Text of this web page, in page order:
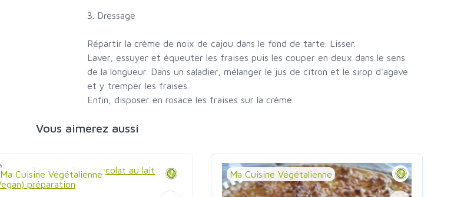
3. Dressage
Répartir la crème de noix de cajou dans le fond de tarte. Lisser.
Laver, essuyer et équeuter les fraises puis les couper en deux dans le sens
de la longueur. Dans un saladier, mélanger le jus de citron et le sirop d'agave
et y tremper les fraises.
Enfin, disposer en rosace les fraises sur la crème.
Vous aimerez aussi
Ma Cuisine Végétalienne Ma Cuisine Végétalienne